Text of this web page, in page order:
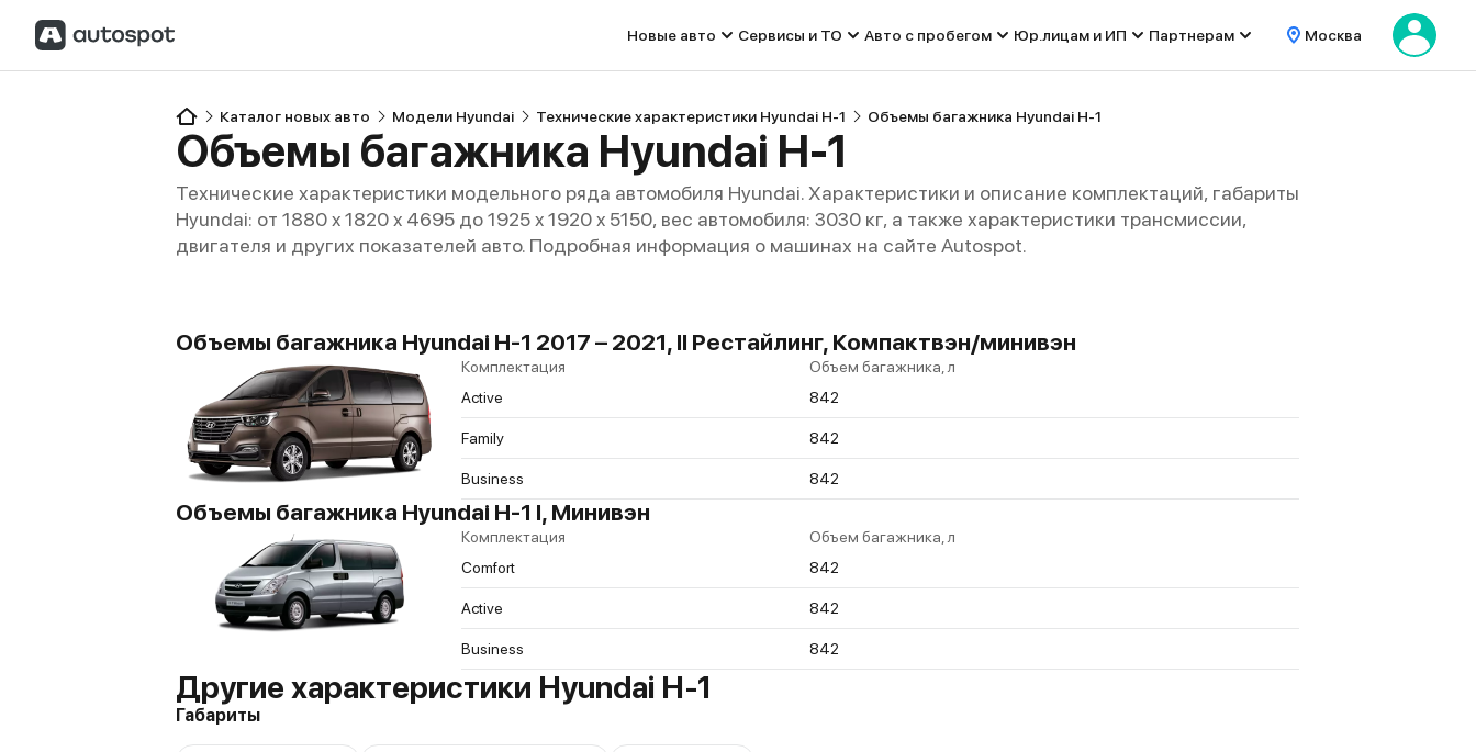
Новые авто Сервисы и ТО Авто с пробегом Юр.лицам и ИП Партнерам Москва
Каталог новых авто Модели Hyundai Технические характеристики Hyundai H-1 Объемы багажника Hyundai H-1
Объемы багажника Hyundai H-1
Технические характеристики модельного ряда автомобиля Hyundai. Характеристики и описание комплектаций, габариты
Hyundai: от 1880 x 1820 x 4695 до 1925 x 1920 x 5150, вес автомобиля: 3030 кг, а также характеристики трансмиссии,
двигателя и других показателей авто. Подробная информация о машинах на сайте Autospot.
Объемы багажника Hyundai H-1 2017 – 2021, II Рестайлинг, Компактвэн/минивэн
Комплектация
Объем багажника, л
Active
842
Family 842
Business 842
Объемы багажника Hyundai H-1 I, Минивэн
Комплектация
Объем багажника, л
Comfort
842
Active 842
Business 842
Другие характеристики Hyundai H-1
Габариты